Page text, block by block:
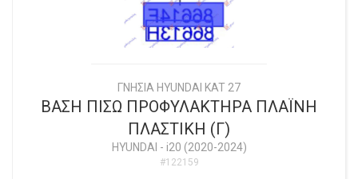
ΓΝΗΣΙΑ HYUNDAI KAT 27
ΒΑΣΗ ΠΙΣΩ ΠΡΟΦΥΛΑΚΤΗΡΑ ΠΛΑΪΝΗ
ΠΛΑΣΤΙΚΗ (Γ)
HYUNDAI - i20 (2020-2024)
#122159